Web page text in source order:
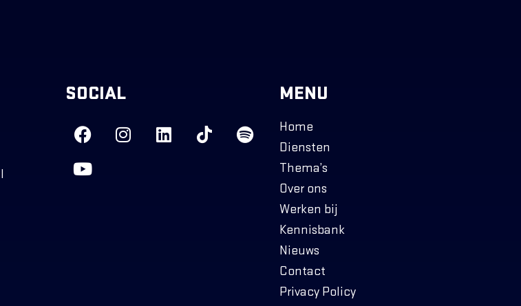
SOCIAL MENU
Home
Diensten
Thema’s
Over ons
Werken bij
Kennisbank
Nieuws
Contact
Privacy Policy